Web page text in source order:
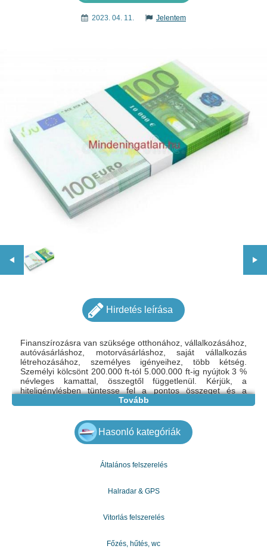
2023. 04. 11. Jelentem
Hirdetés leírása
Finanszírozásra van szüksége otthonához, vállalkozásához,
autóvásárláshoz, motorvásárláshoz, saját vállalkozás
létrehozásához, személyes igényeihez, több kétség.
Személyi kölcsönt 200.000 ft-tól 5.000.000 ft-ig nyújtok 3 %
névleges kamattal, összegtől függetlenül. Kérjük, a
hiteligénylésben tüntesse fel a pontos összeget és a
törlesztési időszakot. További példákért lépjen kapcsolatba
tamasbokor469@gmail.com
Tovább
Hasonló kategóriák
Általános felszerelés
Halradar & GPS
Vitorlás felszerelés
Főzés, hűtés, wc